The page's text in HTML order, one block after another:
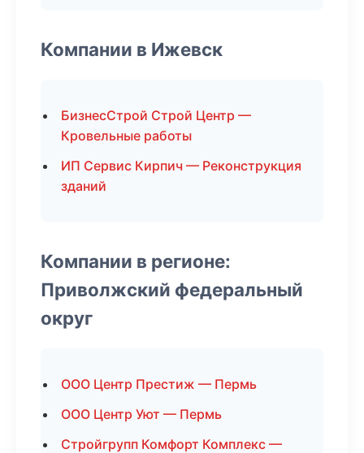
Компании в Ижевск
БизнесСтрой Строй Центр —
Кровельные работы
ИП Сервис Кирпич — Реконструкция
зданий
Компании в регионе:
Приволжский федеральный
округ
ООО Центр Престиж — Пермь
ООО Центр Уют — Пермь
Стройгрупп Комфорт Комплекс —